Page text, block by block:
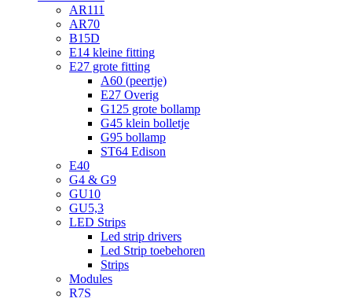
AR111
AR70
B15D
E14 kleine fitting
E27 grote fitting
A60 (peertje)
E27 Overig
G125 grote bollamp
G45 klein bolletje
G95 bollamp
ST64 Edison
E40
G4 & G9
GU10
GU5,3
LED Strips
Led strip drivers
Led Strip toebehoren
Strips
Modules
R7S